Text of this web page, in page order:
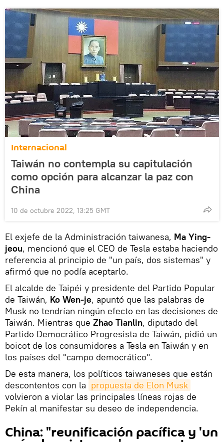
Internacional
Taiwán no contempla su capitulación
como opción para alcanzar la paz con
China
10 de octubre 2022, 13:25 GMT
El exjefe de la Administración taiwanesa, Ma Ying-
jeou, mencionó que el CEO de Tesla estaba haciendo
referencia al principio de "un país, dos sistemas" y
afirmó que no podía aceptarlo.
El alcalde de Taipéi y presidente del Partido Popular
de Taiwán, Ko Wen-je, apuntó que las palabras de
Musk no tendrían ningún efecto en las decisiones de
Taiwán. Mientras que Zhao Tianlin, diputado del
Partido Democrático Progresista de Taiwán, pidió un
boicot de los consumidores a Tesla en Taiwán y en
los países del "campo democrático".
De esta manera, los políticos taiwaneses que están
descontentos con la propuesta de Elon Musk
volvieron a violar las principales líneas rojas de
Pekín al manifestar su deseo de independencia.
China: "reunificación pacífica y 'un